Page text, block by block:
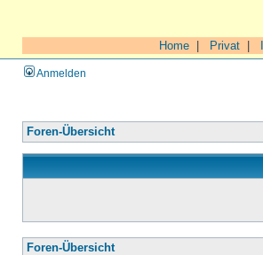
Home Privat
Anmelden
Foren-Übersicht
Foren-Übersicht